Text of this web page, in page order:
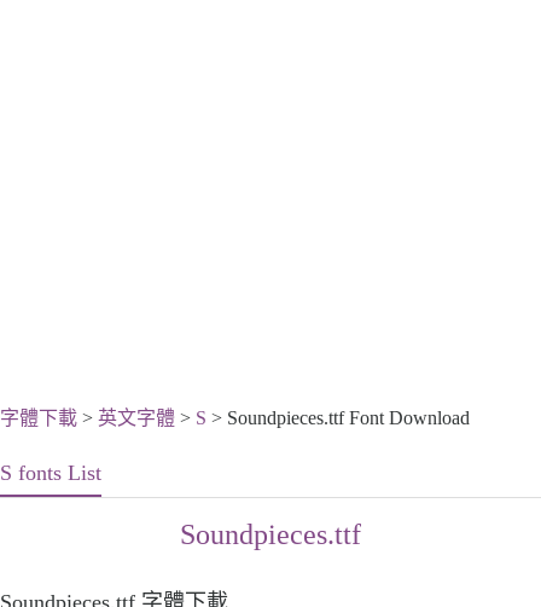
字體下載 > 英文字體 > S > Soundpieces.ttf Font Download
S fonts List
Soundpieces.ttf
Soundpieces.ttf 字體下載